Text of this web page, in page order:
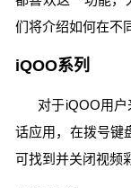
们将介绍如何在不
iQOO系列
对于iQOO用户
话应用，在拨号键
可找到并关闭视频